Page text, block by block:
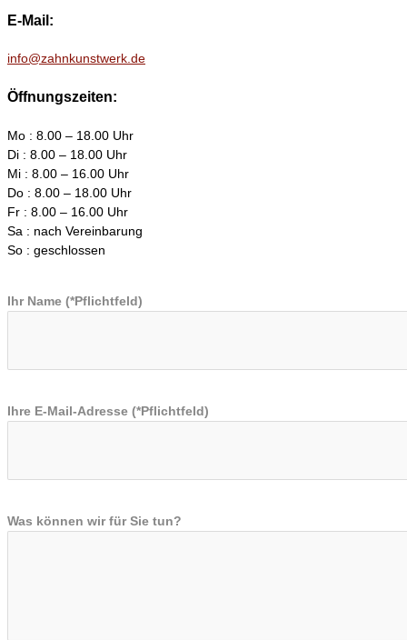
E-Mail:
info@zahnkunstwerk.de
Öffnungszeiten:
Mo : 8.00 – 18.00 Uhr
Di : 8.00 – 18.00 Uhr
Mi : 8.00 – 16.00 Uhr
Do : 8.00 – 18.00 Uhr
Fr : 8.00 – 16.00 Uhr
Sa : nach Vereinbarung
So : geschlossen
Ihr Name (*Pflichtfeld)
Ihre E-Mail-Adresse (*Pflichtfeld)
Was können wir für Sie tun?